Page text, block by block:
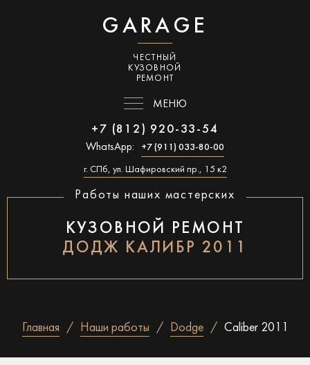
GARAGE
ЧЕСТНЫЙ
КУЗОВНОЙ
РЕМОНТ
МЕНЮ
+7 (812) 920-33-54
WhatsApp: +7 (911) 033-80-00
г. СПб, ул. Шафировский пр., 15 к2
Работы наших мастерских
КУЗОВНОЙ РЕМОНТ
ДОДЖ КАЛИБР 2011
Главная Наши работы Dodge Caliber 2011